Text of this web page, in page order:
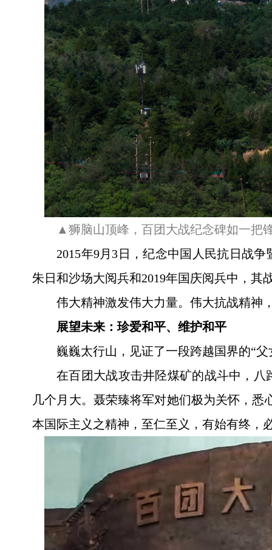
▲狮脑山顶峰，百团大战纪念碑如一把
2015年9月3日，纪念中国人民抗日战
朱日和沙场大阅兵和2019年国庆阅兵中，其
伟大精神激发伟大力量。伟大抗战精神
展望未来：珍爱和平、维护和平
巍巍太行山，见证了一段跨越国界的“父
在百团大战攻击井陉煤矿的战斗中，
几个月大。聂荣臻将军对她们极为关怀，
本国际主义之精神，至仁至义，有始有终